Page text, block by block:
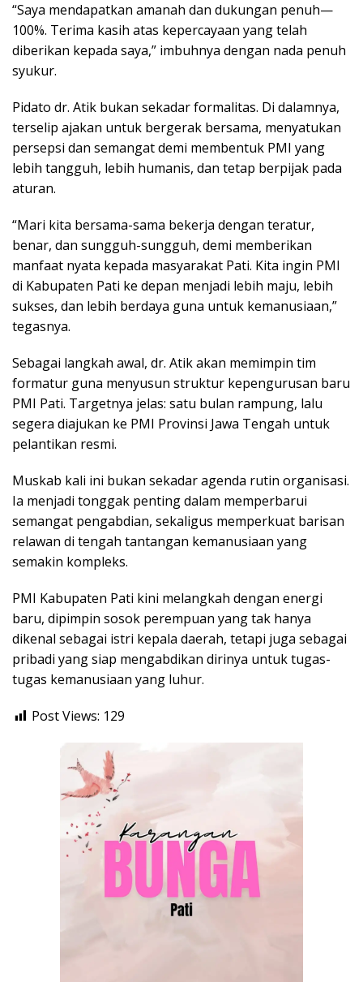
“Saya mendapatkan amanah dan dukungan penuh—
100%. Terima kasih atas kepercayaan yang telah
diberikan kepada saya,” imbuhnya dengan nada penuh
syukur.
Pidato dr. Atik bukan sekadar formalitas. Di dalamnya,
terselip ajakan untuk bergerak bersama, menyatukan
persepsi dan semangat demi membentuk PMI yang
lebih tangguh, lebih humanis, dan tetap berpijak pada
aturan.
“Mari kita bersama-sama bekerja dengan teratur,
benar, dan sungguh-sungguh, demi memberikan
manfaat nyata kepada masyarakat Pati. Kita ingin PMI
di Kabupaten Pati ke depan menjadi lebih maju, lebih
sukses, dan lebih berdaya guna untuk kemanusiaan,”
tegasnya.
Sebagai langkah awal, dr. Atik akan memimpin tim
formatur guna menyusun struktur kepengurusan baru
PMI Pati. Targetnya jelas: satu bulan rampung, lalu
segera diajukan ke PMI Provinsi Jawa Tengah untuk
pelantikan resmi.
Muskab kali ini bukan sekadar agenda rutin organisasi.
Ia menjadi tonggak penting dalam memperbarui
semangat pengabdian, sekaligus memperkuat barisan
relawan di tengah tantangan kemanusiaan yang
semakin kompleks.
PMI Kabupaten Pati kini melangkah dengan energi
baru, dipimpin sosok perempuan yang tak hanya
dikenal sebagai istri kepala daerah, tetapi juga sebagai
pribadi yang siap mengabdikan dirinya untuk tugas-
tugas kemanusiaan yang luhur.
Post Views: 129